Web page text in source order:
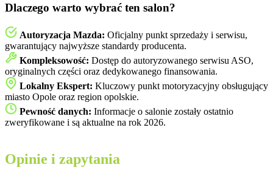
Dlaczego warto wybrać ten salon?
Autoryzacja Mazda: Oficjalny punkt sprzedaży i serwisu,
gwarantujący najwyższe standardy producenta.
Kompleksowość: Dostęp do autoryzowanego serwisu ASO,
oryginalnych części oraz dedykowanego finansowania.
Lokalny Ekspert: Kluczowy punkt motoryzacyjny obsługujący
miasto Opole oraz region opolskie.
Pewność danych: Informacje o salonie zostały ostatnio
zweryfikowane i są aktualne na rok 2026.
Opinie i zapytania